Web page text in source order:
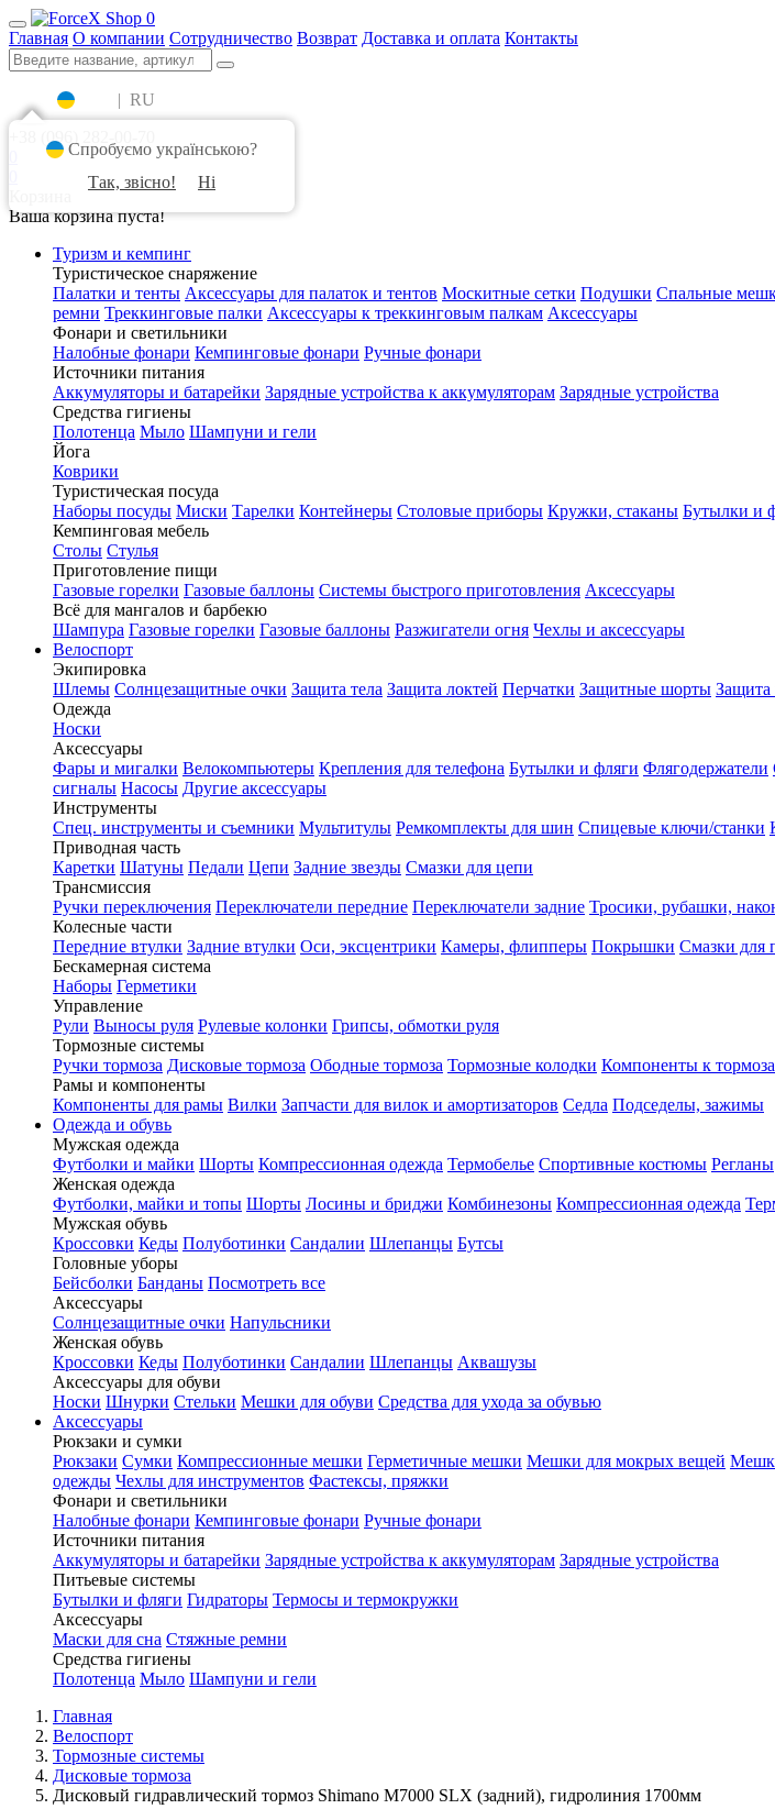
0
Главная О компании Сотрудничество Возврат Доставка и оплата Контакты
| RU
+38 (096) 282-00-70
Ваша корзина пуста!
Туризм и кемпинг
Туристическое снаряжение
Палатки и тенты Аксессуары для палаток и тентов Москитные сетки Подушки Спальные
ремни Треккинговые палки Аксессуары к треккинговым палкам Аксессуары
Фонари и светильники
Налобные фонари Кемпинговые фонари Ручные фонари
Источники питания
Аккумуляторы и батарейки Зарядные устройства к аккумуляторам Зарядные устройства
Средства гигиены
Полотенца Мыло Шампуни и гели
Йога
Коврики
Туристическая посуда
Наборы посуды Миски Тарелки Контейнеры Столовые приборы Кружки, стаканы Бутылки и
Кемпинговая мебель
Столы Стулья
Приготовление пищи
Газовые горелки Газовые баллоны Системы быстрого приготовления Аксессуары
Всё для мангалов и барбекю
Шампура Газовые горелки Газовые баллоны Разжигатели огня Чехлы и аксессуары
Велоспорт
Экипировка
Шлемы Солнцезащитные очки Защита тела Защита локтей Перчатки Защитные шорты Защита
Одежда
Носки
Аксессуары
Фары и мигалки Велокомпьютеры Крепления для телефона Бутылки и фляги Флягодержатели
сигналы Насосы Другие аксессуары
Инструменты
Спец. инструменты и съемники Мультитулы Ремкомплекты для шин Спицевые ключи/станки
Приводная часть
Каретки Шатуны Педали Цепи Задние звезды Смазки для цепи
Трансмиссия
Ручки переключения Переключатели передние Переключатели задние Тросики, рубашки,
Колесные части
Передние втулки Задние втулки Оси, эксцентрики Камеры, флипперы Покрышки Смазки для
Бескамерная система
Наборы Герметики
Управление
Рули Выносы руля Рулевые колонки Грипсы, обмотки руля
Тормозные системы
Ручки тормоза Дисковые тормоза Ободные тормоза Тормозные колодки Компоненты к
Рамы и компоненты
Компоненты для рамы Вилки Запчасти для вилок и амортизаторов Седла Подседелы, зажимы
Одежда и обувь
Мужская одежда
Футболки и майки Шорты Компрессионная одежда Термобелье Спортивные костюмы Регланы
Женская одежда
Футболки, майки и топы Шорты Лосины и бриджи Комбинезоны Компрессионная одежда
Мужская обувь
Кроссовки Кеды Полуботинки Сандалии Шлепанцы Бутсы
Головные уборы
Бейсболки Банданы Посмотреть все
Аксессуары
Солнцезащитные очки Напульсники
Женская обувь
Кроссовки Кеды Полуботинки Сандалии Шлепанцы Аквашузы
Аксессуары для обуви
Носки Шнурки Стельки Мешки для обуви Средства для ухода за обувью
Аксессуары
Рюкзаки и сумки
Рюкзаки Сумки Компрессионные мешки Герметичные мешки Мешки для мокрых вещей
одежды Чехлы для инструментов Фастексы, пряжки
Фонари и светильники
Налобные фонари Кемпинговые фонари Ручные фонари
Источники питания
Аккумуляторы и батарейки Зарядные устройства к аккумуляторам Зарядные устройства
Питьевые системы
Бутылки и фляги Гидраторы Термосы и термокружки
Аксессуары
Маски для сна Стяжные ремни
Средства гигиены
Полотенца Мыло Шампуни и гели
Главная
Велоспорт
Тормозные системы
Дисковые тормоза
Дисковый гидравлический тормоз Shimano M7000 SLX (задний), гидролиния 1700мм
Спробуємо українською?
Так, звісно!
Ні